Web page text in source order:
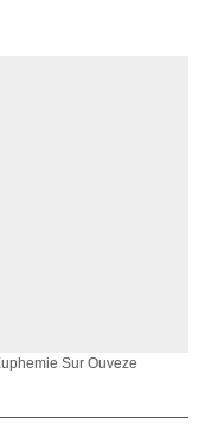
Sur Ouveze